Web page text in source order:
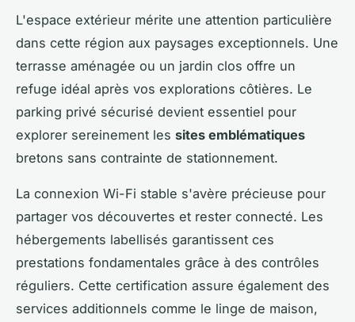
L'espace extérieur mérite une attention particulière
dans cette région aux paysages exceptionnels. Une
terrasse aménagée ou un jardin clos offre un
refuge idéal après vos explorations côtières. Le
parking privé sécurisé devient essentiel pour
explorer sereinement les sites emblématiques
bretons sans contrainte de stationnement.
La connexion Wi-Fi stable s'avère précieuse pour
partager vos découvertes et rester connecté. Les
hébergements labellisés garantissent ces
prestations fondamentales grâce à des contrôles
réguliers. Cette certification assure également des
services additionnels comme le linge de maison,